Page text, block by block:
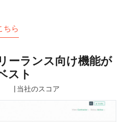
ちら
ーランス向け機能が
スト
当社のスコア